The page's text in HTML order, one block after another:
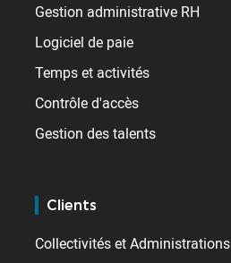
Gestion administrative RH
Logiciel de paie
Temps et activités
Contrôle d'accès
Gestion des talents
Clients
Collectivités et Administrations